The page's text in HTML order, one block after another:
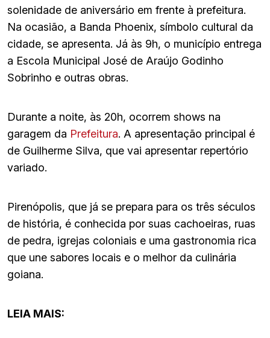
solenidade de aniversário em frente à prefeitura.
Na ocasião, a Banda Phoenix, símbolo cultural da
cidade, se apresenta. Já às 9h, o município entrega
a Escola Municipal José de Araújo Godinho
Sobrinho e outras obras.
Durante a noite, às 20h, ocorrem shows na
garagem da Prefeitura. A apresentação principal é
de Guilherme Silva, que vai apresentar repertório
variado.
Pirenópolis, que já se prepara para os três séculos
de história, é conhecida por suas cachoeiras, ruas
de pedra, igrejas coloniais e uma gastronomia rica
que une sabores locais e o melhor da culinária
goiana.
LEIA MAIS: